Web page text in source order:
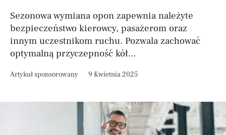
Sezonowa wymiana opon zapewnia należyte
bezpieczeństwo kierowcy, pasażerom oraz
innym uczestnikom ruchu. Pozwala zachować
optymalną przyczepność kół...
Artykuł sponsorowany 9 Kwietnia 2025